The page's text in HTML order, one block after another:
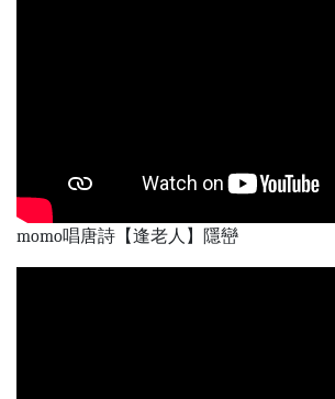
momo唱唐詩【逢老人】隱巒